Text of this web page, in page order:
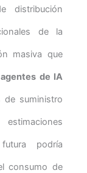
distribución
de la
masiva que
de IA
de suministro
podría
consumo de